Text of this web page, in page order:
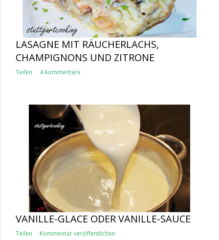
LASAGNE MIT RÄUCHERLACHS,
CHAMPIGNONS UND ZITRONE
Teilen 4 Kommentare
VANILLE-GLACE ODER VANILLE-SAUCE
Teilen Kommentar veröffentlichen